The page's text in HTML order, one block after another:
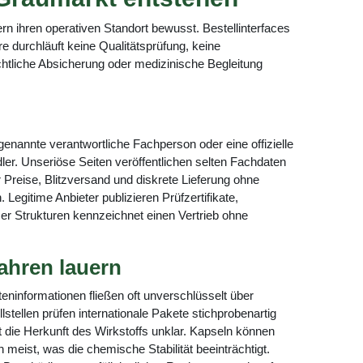
ihren operativen Standort bewusst. Bestellinterfaces
durchläuft keine Qualitätsprüfung, keine
Absicherung oder medizinische Begleitung
verantwortliche Fachperson oder eine offizielle
Unseriöse Seiten veröffentlichen selten Fachdaten
Blitzversand und diskrete Lieferung ohne
Anbieter publizieren Prüfzertifikate,
Strukturen kennzeichnet einen Vertrieb ohne
lauern
fließen oft unverschlüsselt über
prüfen internationale Pakete stichprobenartig
Herkunft des Wirkstoffs unklar. Kapseln können
was die chemische Stabilität beeinträchtigt.